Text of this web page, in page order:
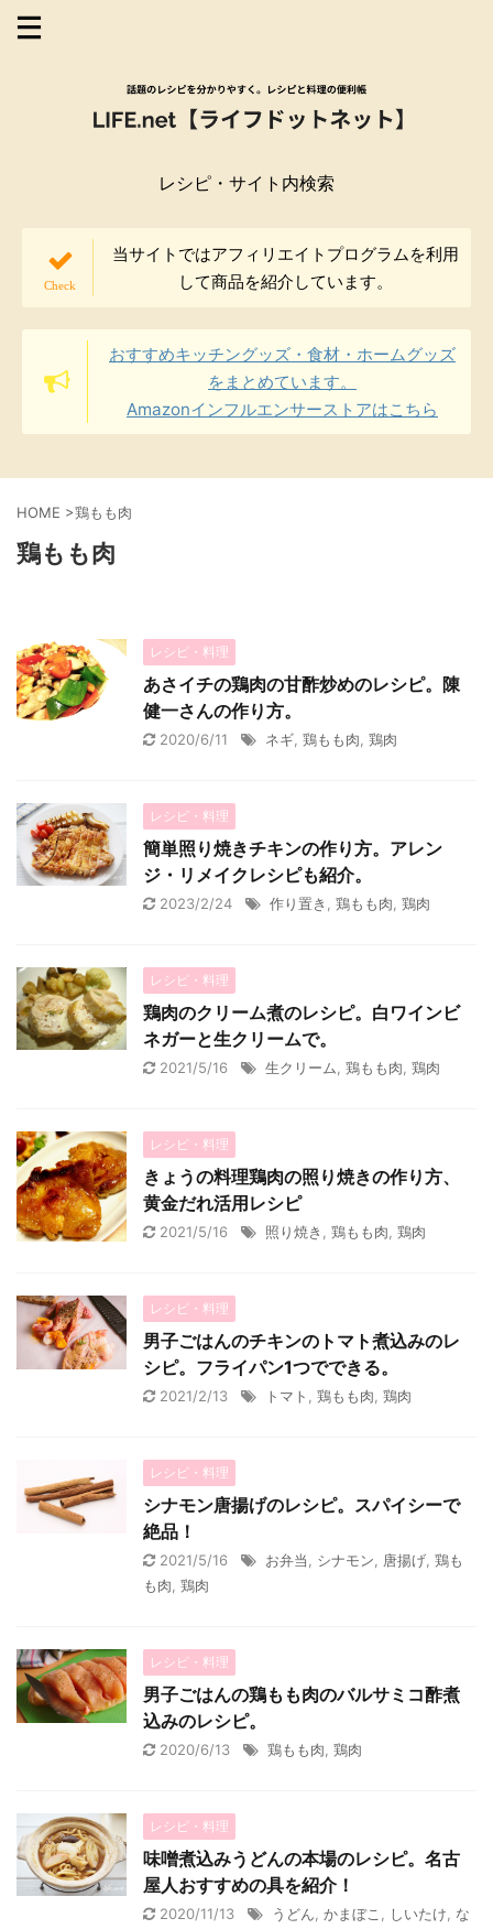
レシピ・サイト内検索
当サイトではアフィリエイトプログラムを利用
して商品を紹介しています。
おすすめキッチングッズ・食材・ホームグッズ
をまとめています。
Amazonインフルエンサーストアはこちら
HOME >鶏もも肉
鶏もも肉
レシピ・料理
あさイチの鶏肉の甘酢炒めのレシピ。陳
健一さんの作り方。
2020/6/11 ネギ 鶏もも肉 鶏肉
レシピ・料理
簡単照り焼きチキンの作り方。アレン
ジ・リメイクレシピも紹介。
2023/2/24 作り置き 鶏もも肉 鶏肉
レシピ・料理
鶏肉のクリーム煮のレシピ。白ワインビ
ネガーと生クリームで。
2021/5/16 生クリーム 鶏もも肉 鶏肉
レシピ・料理
きょうの料理鶏肉の照り焼きの作り方、
黄金だれ活用レシピ
2021/5/16 照り焼き 鶏もも肉 鶏肉
レシピ・料理
男子ごはんのチキンのトマト煮込みのレ
シピ。フライパン1つでできる。
2021/2/13 トマト 鶏もも肉 鶏肉
レシピ・料理
シナモン唐揚げのレシピ。スパイシーで
絶品！
2021/5/16 お弁当 シナモン 唐揚げ 鶏も
も肉 鶏肉
レシピ・料理
男子ごはんの鶏もも肉のバルサミコ酢煮
込みのレシピ。
2020/6/13 鶏もも肉 鶏肉
レシピ・料理
味噌煮込みうどんの本場のレシピ。名古
屋人おすすめの具を紹介！
2020/11/13 うどん かまぼこ しいたけ
な